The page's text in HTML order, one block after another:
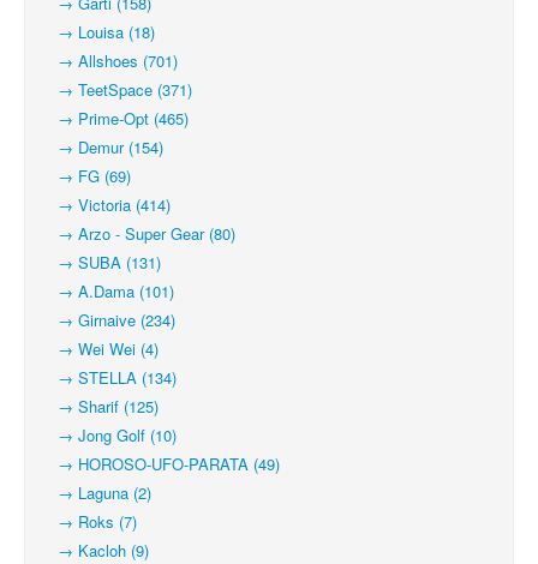
→ Louisa (18)
→ Allshoes (701)
→ TeetSpace (371)
→ Prime-Opt (465)
→ Demur (154)
→ FG (69)
→ Victoria (414)
→ Arzo - Super Gear (80)
→ SUBA (131)
→ A.Dama (101)
→ Girnaive (234)
→ Wei Wei (4)
→ STELLA (134)
→ Sharif (125)
→ Jong Golf (10)
→ HOROSO-UFO-PARATA (49)
→ Laguna (2)
→ Roks (7)
→ Kacloh (9)